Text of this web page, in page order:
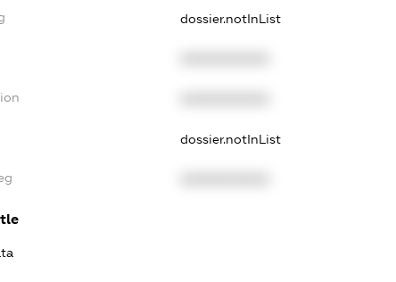
dossier.notInList
dossier.notInList